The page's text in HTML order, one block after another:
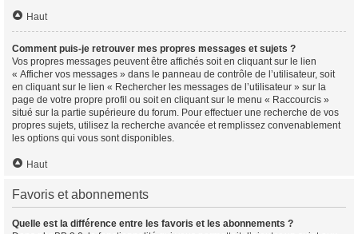
Haut
Comment puis-je retrouver mes propres messages et sujets ?
Vos propres messages peuvent être affichés soit en cliquant sur le lien
« Afficher vos messages » dans le panneau de contrôle de l’utilisateur, soit
en cliquant sur le lien « Rechercher les messages de l’utilisateur » sur la
page de votre propre profil ou soit en cliquant sur le menu « Raccourcis »
situé sur la partie supérieure du forum. Pour effectuer une recherche de vos
propres sujets, utilisez la recherche avancée et remplissez convenablement
les options qui vous sont disponibles.
Haut
Favoris et abonnements
Quelle est la différence entre les favoris et les abonnements ?